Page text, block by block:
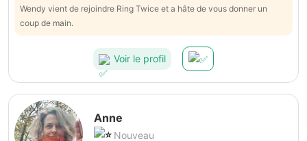
Wendy vient de rejoindre Ring Twice et a hâte de vous donner un
coup de main.
Voir le profil
Anne
Nouveau